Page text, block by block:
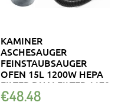
KAMINER
ASCHESAUGER
FEINSTAUBSAUGER
OFEN 15L 1200W HEPA
FILTER DUALFILTER 1170
€48.48